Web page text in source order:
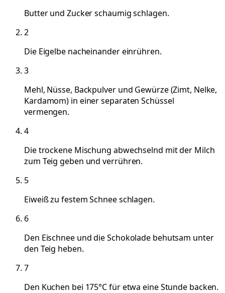
Butter und Zucker schaumig schlagen.
2
Die Eigelbe nacheinander einrühren.
3
Mehl, Nüsse, Backpulver und Gewürze (Zimt, Nelke,
Kardamom) in einer separaten Schüssel
vermengen.
4
Die trockene Mischung abwechselnd mit der Milch
zum Teig geben und verrühren.
5
Eiweiß zu festem Schnee schlagen.
6
Den Eischnee und die Schokolade behutsam unter
den Teig heben.
7
Den Kuchen bei 175°C für etwa eine Stunde backen.